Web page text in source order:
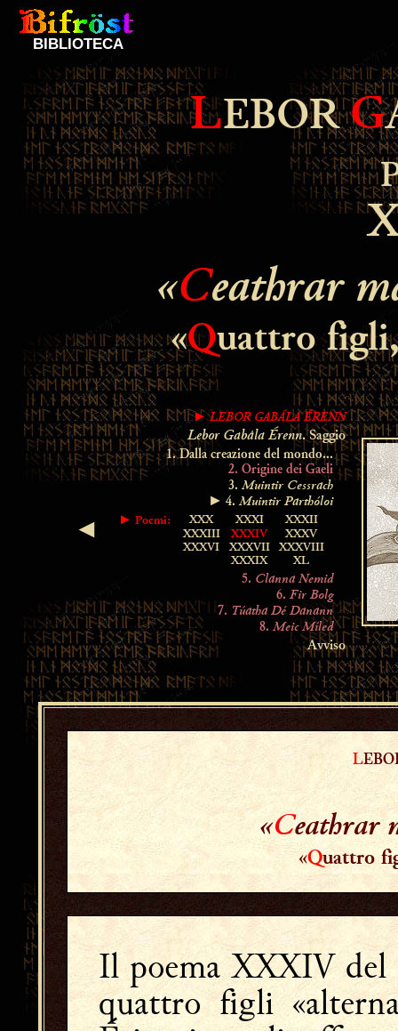
BIBLIOTECA
LEBORG
«Ceathrar
«Quattro
◄
► LEBOR GABÁLA ÉRENN
Lebor Gabála Érenn. Saggio
1. Dalla creazione del mondo...
2. Origine dei Gaeli
3.Muintir Cessrach
► 4.Muintir Parthóloi
► Poemi: XXX XXXI
XXXII
XXXIII
XXXIV
XXXV
XXXVI
XXXVII
XXXVIII
XXXIX
XL
5. Clanna Nemid
6. Fir Bolg
7. Túatha Dé Danann
8.Meic Míled
Avviso
L
«Ceathrar
«Quattro
Il poema XXXIV del
quattro figli